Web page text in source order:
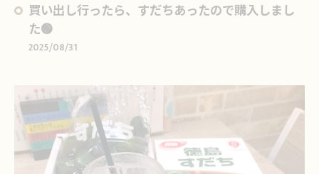
買い出し行ったら、すだちあったので購入しまし
た🟢
2025/08/31